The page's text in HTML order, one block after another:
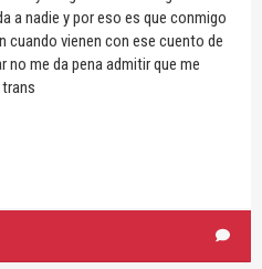
a nadie y por eso es que conmigo
cuando vienen con ese cuento de
no me da pena admitir que me